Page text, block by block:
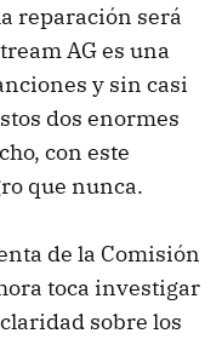
reparación será
AG es una
y sin casi
dos enormes
con este
que nunca.
de la Comisión
toca investigar
sobre los